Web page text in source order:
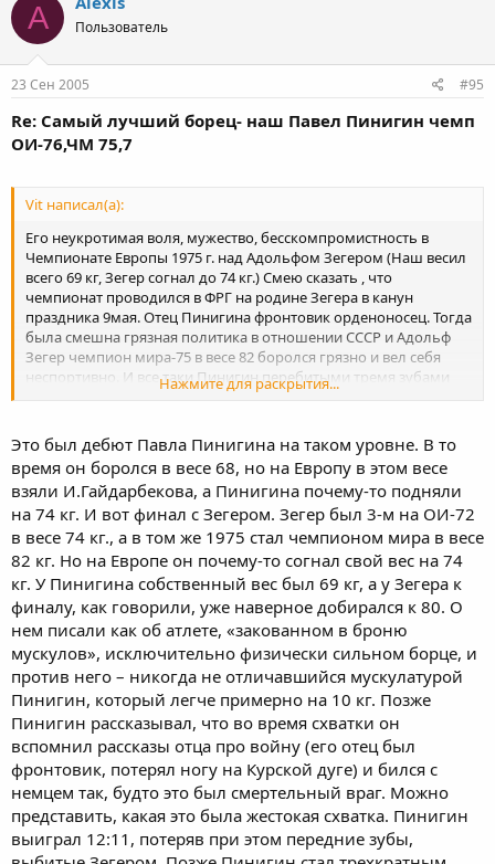
A Пользователь
23 Сен 2005 #95
Re: Самый лучший борец- наш Павел Пинигин чемп
ОИ-76,ЧМ 75,7
Vit написал(а):
Его неукротимая воля, мужество, бесскомпромистность в
Чемпионате Европы 1975 г. над Адольфом Зегером (Наш весил
всего 69 кг, Зегер согнал до 74 кг.) Смею сказать , что
чемпионат проводился в ФРГ на родине Зегера в канун
праздника 9мая. Отец Пинигина фронтовик орденоносец. Тогда
была смешна грязная политика в отношении СССР и Адольф
Зегер чемпион мира-75 в весе 82 боролся грязно и вел себя
неспортивно. И все таки Пинигин перебитыми тремя зубами
джигитов, но Пинигин П.П. был первым!!!
Нажмите для раскрытия...
Это был дебют Павла Пинигина на таком уровне. В то
время он боролся в весе 68, но на Европу в этом весе
взяли И.Гайдарбекова, а Пинигина почему-то подняли
на 74 кг. И вот финал с Зегером. Зегер был 3-м на ОИ-72
в весе 74 кг., а в том же 1975 стал чемпионом мира в весе
82 кг. Но на Европе он почему-то согнал свой вес на 74
кг. У Пинигина собственный вес был 69 кг, а у Зегера к
финалу, как говорили, уже наверное добирался к 80. О
нем писали как об атлете, «закованном в броню
мускулов», исключительно физически сильном борце, и
против него – никогда не отличавшийся мускулатурой
Пинигин, который легче примерно на 10 кг. Позже
Пинигин рассказывал, что во время схватки он
вспомнил рассказы отца про войну (его отец был
фронтовик, потерял ногу на Курской дуге) и бился с
немцем так, будто это был смертельный враг. Можно
представить, какая это была жестокая схватка. Пинигин
выиграл 12:11, потеряв при этом передние зубы,